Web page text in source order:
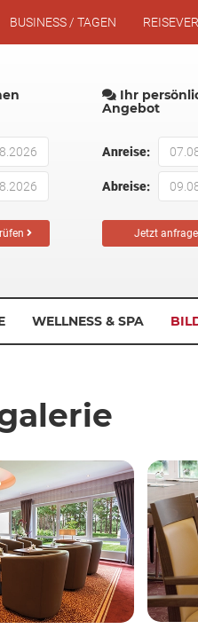
BUSINESS / TAGEN
Ihr
Angebot
Anreise:
Abreise:
Jetzt
WELLNESS & SPA